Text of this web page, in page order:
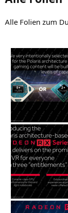
Alle Foli­en zum